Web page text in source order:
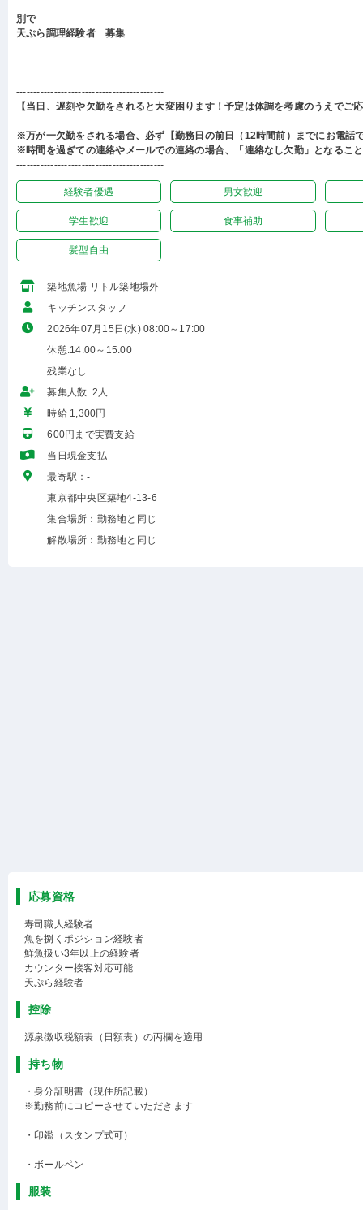
別で
天ぷら調理経験者 募集
-------------------------------------------
【当日、遅刻や欠勤をされると大変困ります！予定は体調を考慮のうえでご
※万が一欠勤をされる場合、必ず【勤務日の前日（12時間前）までにお電話
※時間を過ぎての連絡やメールでの連絡の場合、「連絡なし欠勤」となるこ
-------------------------------------------
経験者優遇 男女歓迎
学生歓迎 食事補助
髪型自由
築地魚場 リトル築地場外
キッチンスタッフ
2026年07月15日(水) 08:00～17:00
休憩:14:00～15:00
残業なし
募集人数 2人
時給 1,300円
600円まで実費支給
当日現金支払
最寄駅：-
東京都中央区築地4-13-6
集合場所：勤務地と同じ
解散場所：勤務地と同じ
応募資格
寿司職人経験者
魚を捌くポジション経験者
鮮魚扱い3年以上の経験者
カウンター接客対応可能
天ぷら経験者
控除
源泉徴収税額表（日額表）の丙欄を適用
持ち物
・身分証明書（現住所記載）
※勤務前にコピーさせていただきます
・印鑑（スタンプ式可）
・ボールペン
服装